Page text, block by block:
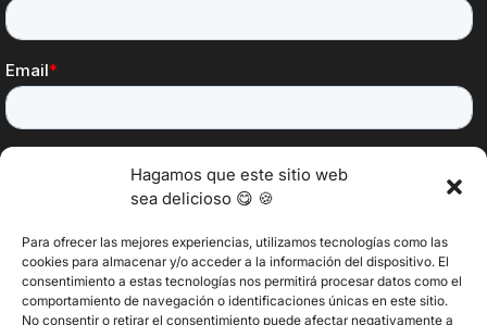
Hagamos que este sitio web
sea delicioso 😋 🍪
Para ofrecer las mejores experiencias, utilizamos tecnologías como las
cookies para almacenar y/o acceder a la información del dispositivo. El
consentimiento a estas tecnologías nos permitirá procesar datos como el
comportamiento de navegación o identificaciones únicas en este sitio.
No consentir o retirar el consentimiento puede afectar negativamente a
@2025 Vertitech. Todos los derechos reservados.